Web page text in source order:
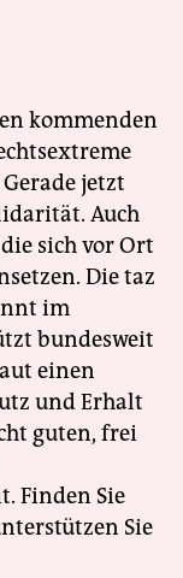
kommenden
jetzt
Auch
sich vor Ort
Die taz
im
bundesweit
einen
und Erhalt
guten, frei
Finden Sie
Sie